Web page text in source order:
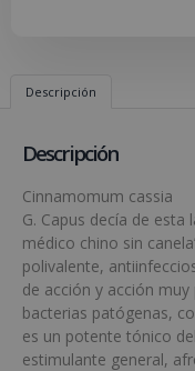
Descripción
Descripción
Cinnamomum cassia
G. Capus decía de esta
médico chino sin
polivalente,
de acción y acción
bacterias patógenas,
es un potente tónico
estimulante general,